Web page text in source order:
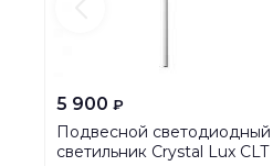
5 900 ₽
Подвесной светодиодный
светильник Crystal Lux CLT